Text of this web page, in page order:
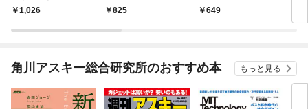
1,026
825
649
角川アスキー総合研究所のおすすめ本 もっと見る